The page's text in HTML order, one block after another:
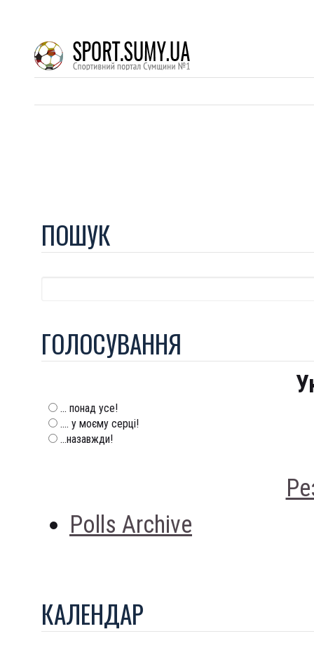
ПОШУК
ГОЛОСУВАННЯ
... понад усе!
.... у моєму серці!
...назавжди!
Polls Archive
КАЛЕНДАР